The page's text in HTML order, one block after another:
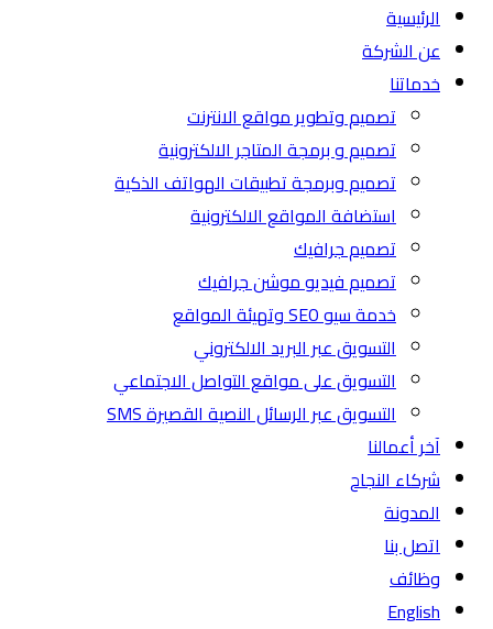
الرئيسية
عن الشركة
خدماتنا
تصميم وتطوير مواقع الانترنت
تصميم و برمجة المتاجر الالكترونية
تصميم وبرمجة تطبيقات الهواتف الذكية
استضافة المواقع الالكترونية
تصميم جرافيك
تصميم فيديو موشن جرافيك
خدمة سيو SEO وتهيئة المواقع
التسويق عبر البريد الالكتروني
التسويق على مواقع التواصل الاجتماعي
التسويق عبر الرسائل النصية القصيرة SMS
آخر أعمالنا
شركاء النجاح
المدونة
اتصل بنا
وظائف
English